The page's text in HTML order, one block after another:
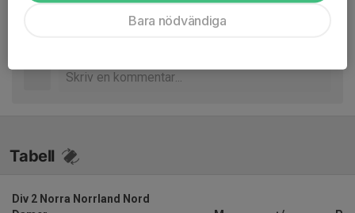
Inget referat skrivet
Tabell
Div 2 Norra Norrland Nord
Bara nödvändiga